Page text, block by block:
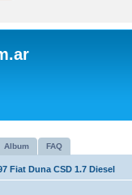
Album FAQ
Fiat Duna CSD 1.7 Diesel